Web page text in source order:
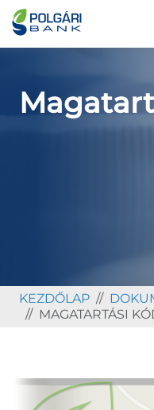
KEZDŐLAP
MAGATARTÁSI